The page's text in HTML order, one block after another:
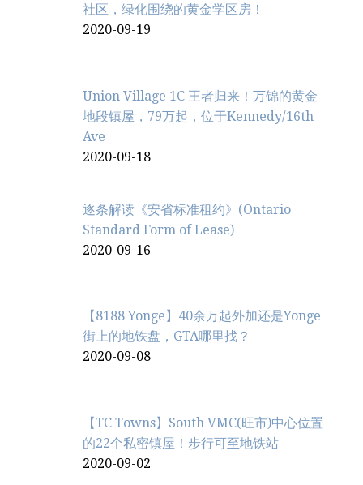
社区，绿化围绕的黄金学区房！
2020-09-19
Union Village 1C 王者归来！万锦的黄金
地段镇屋，79万起，位于Kennedy/16th
Ave
2020-09-18
逐条解读《安省标准租约》(Ontario
Standard Form of Lease)
2020-09-16
【8188 Yonge】40余万起外加还是Yonge
街上的地铁盘，GTA哪里找？
2020-09-08
【TC Towns】South VMC(旺市)中心位置
的22个私密镇屋！步行可至地铁站
2020-09-02